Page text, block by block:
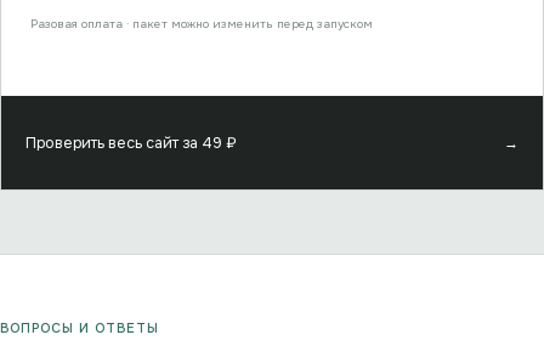
Разовая оплата · пакет можно изменить перед запуском
Проверить весь сайт за 49 ₽ →
ВОПРОСЫ И ОТВЕТЫ